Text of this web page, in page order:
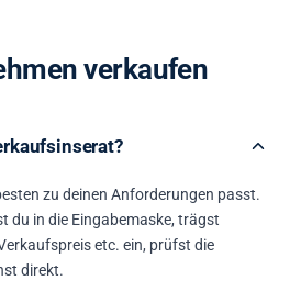
verkaufen
zu deinen Anforderungen passt.
du in die Eingabemaske, trägst
etc. ein, prüfst die
direkt.